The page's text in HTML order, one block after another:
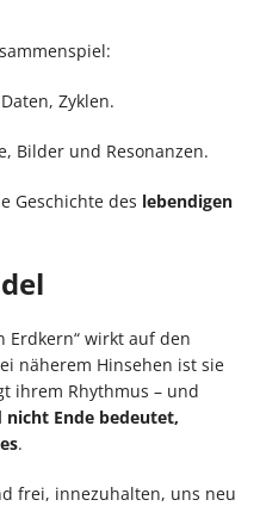
Zyklen.
Bilder und Resonanzen.
Geschichte des lebendigen
Erdkern“ wirkt auf den
näherem Hinsehen ist sie
ihrem Rhythmus – und
nicht Ende bedeutet,
.
frei, innezuhalten, uns neu